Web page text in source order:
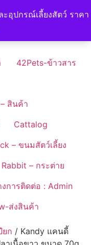
อุปกรณ์เลี้ยงสัตว์ ราคา
42Pets-ข้าวสาร
สินค้า
Cattalog
– ขนมสัตว์เลี้ยง
Rabbit – กระต่าย
การติดต่อ : Admin
ส่งสินค้า
ยก / Kandy แคนดี้